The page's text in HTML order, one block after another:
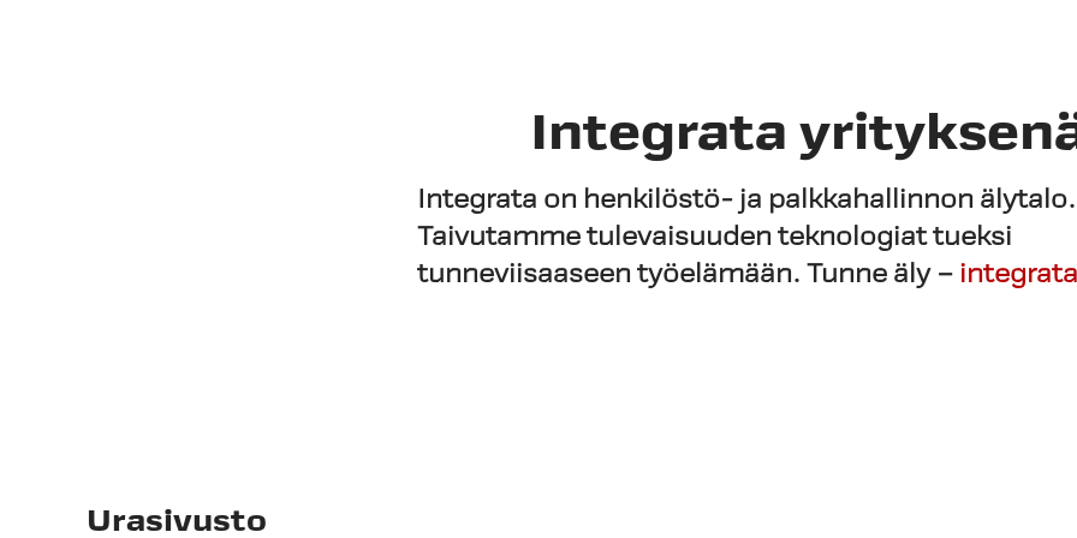
Integrata
Integrata on henkilöstö- ja palkkahallinnon älytalo.
Taivutamme tulevaisuuden teknologiat tueksi
tunneviisaaseen työelämään. Tunne äly –
Urasivusto